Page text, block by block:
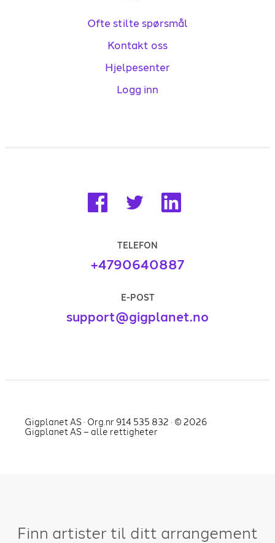
Ofte stilte spørsmål
Kontakt oss
Hjelpesenter
Logg inn
TELEFON
+4790640887
E-POST
support@gigplanet.no
Gigplanet AS · Org.nr 914 535 832 · © 2026
Gigplanet AS – alle rettigheter
Finn artister til ditt arrangement